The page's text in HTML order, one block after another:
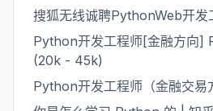
搜狐无线诚聘PythonWeb开发
Python开发工程师[金融方向]
(20k - 45k)
Python开发工程师（金融交易